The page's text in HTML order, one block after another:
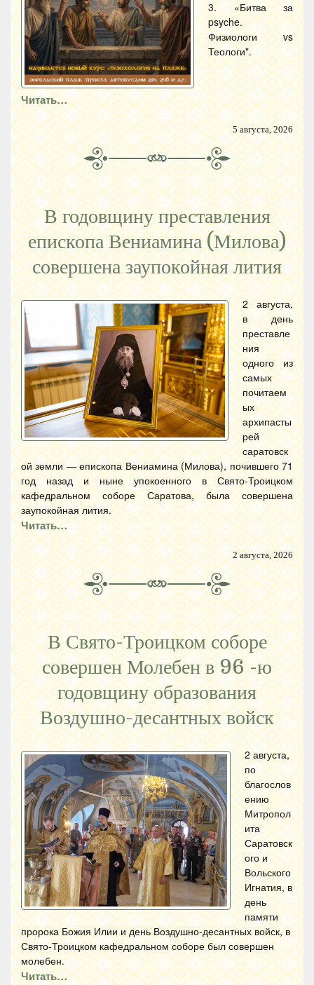
3. «Битва за
psyche.
Физиологи vs
Теологи".
Читать…
5 августа, 2026
В годовщину преставления
епископа Вениамина (Милова)
совершена заупокойная лития
2 августа,
в день
преставле
ния
одного из
самых
почитаем
ых
архипасты
рей
саратовск
ой земли — епископа Вениамина (Милова), почившего 71
год назад и ныне упокоенного в Свято-Троицком
кафедральном соборе Саратова, была совершена
заупокойная лития.
Читать…
2 августа, 2026
В Свято-Троицком соборе
совершен Молебен в 96 -ю
годовщину образования
Воздушно-десантных войск
2 августа,
по
благослов
ению
Митропол
ита
Саратовск
ого и
Вольского
Игнатия, в
день
памяти
пророка Божия Илии и день Воздушно-десантных войск, в
Свято-Троицком кафедральном соборе был совершен
молебен.
Читать…